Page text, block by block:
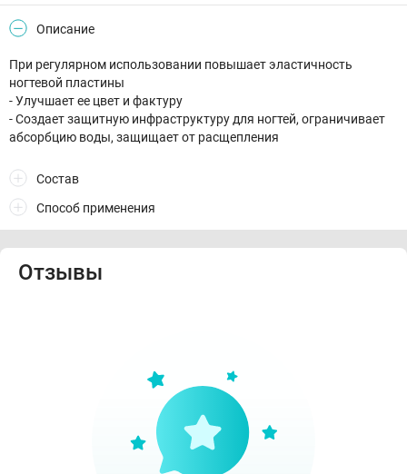
Описание
При регулярном использовании повышает эластичность
ногтевой пластины
- Улучшает ее цвет и фактуру
- Создает защитную инфраструктуру для ногтей, ограничивает
абсорбцию воды, защищает от расщепления
Состав
Способ применения
Отзывы